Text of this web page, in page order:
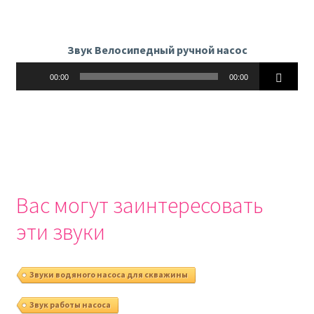
Звук Велосипедный ручной насос
00:00 00:00
Вас могут заинтересовать
эти звуки
Звуки водяного насоса для скважины
Звук работы насоса